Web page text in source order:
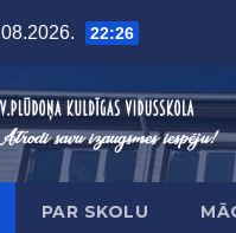
22:26
PAR SKOLU